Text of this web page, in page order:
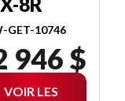
GET-10746
946 $
VOIR LES